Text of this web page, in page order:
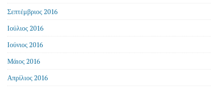
Σεπτέμβριος 2016
Ιούλιος 2016
Ιούνιος 2016
Μάιος 2016
Απρίλιος 2016